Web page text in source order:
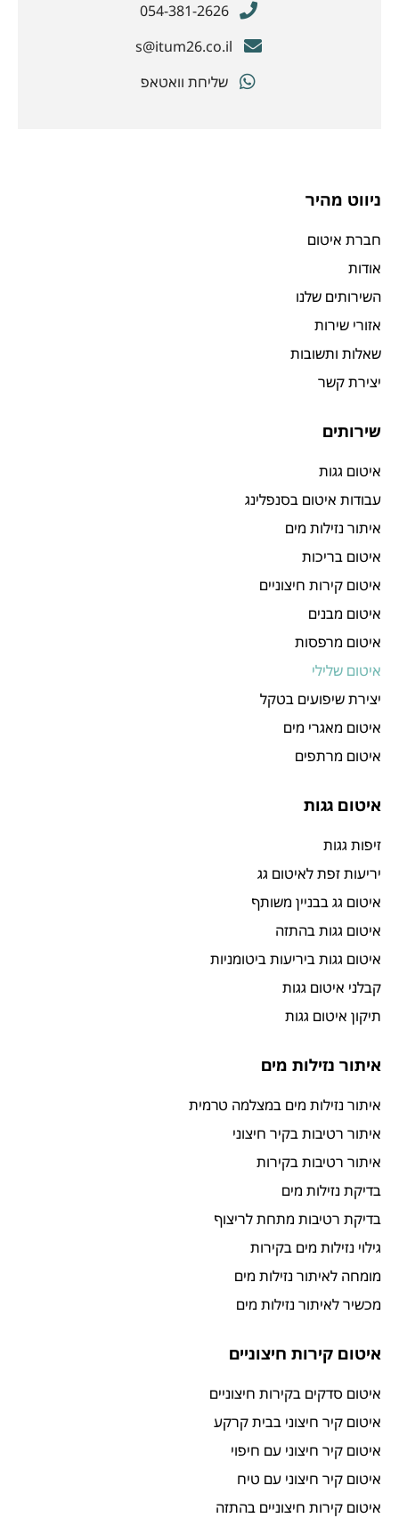
054-381-2626
s@itum26.co.il
שליחת וואטאפ
ניווט מהיר
חברת איטום
אודות
השירותים שלנו
אזורי שירות
שאלות ותשובות
יצירת קשר
שירותים
איטום גגות
עבודות איטום בסנפלינג
איתור נזילות מים
איטום בריכות
איטום קירות חיצוניים
איטום מבנים
איטום מרפסות
איטום שלילי
יצירת שיפועים בטקל
איטום מאגרי מים
איטום מרתפים
איטום גגות
זיפות גגות
יריעות זפת לאיטום גג
איטום גג בבניין משותף
איטום גגות בהתזה
איטום גגות ביריעות ביטומניות
קבלני איטום גגות
תיקון איטום גגות
איתור נזילות מים
איתור נזילות מים במצלמה טרמית
איתור רטיבות בקיר חיצוני
איתור רטיבות בקירות
בדיקת נזילות מים
בדיקת רטיבות מתחת לריצוף
גילוי נזילות מים בקירות
מומחה לאיתור נזילות מים
מכשיר לאיתור נזילות מים
איטום קירות חיצוניים
איטום סדקים בקירות חיצוניים
איטום קיר חיצוני בבית קרקע
איטום קיר חיצוני עם חיפוי
איטום קיר חיצוני עם טיח
איטום קירות חיצוניים בהתזה